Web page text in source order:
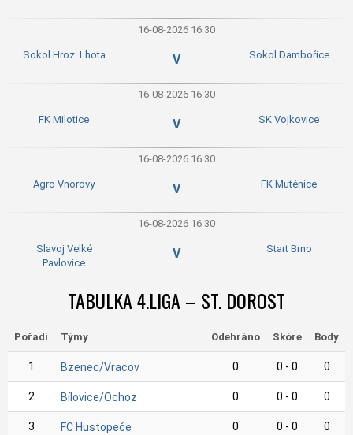
16-08-2026 16:30
Sokol Hroz. Lhota V Sokol Dambořice
16-08-2026 16:30
FK Milotice V SK Vojkovice
16-08-2026 16:30
Agro Vnorovy V FK Mutěnice
16-08-2026 16:30
Slavoj Velké
Pavlovice
V Start Brno
TABULKA 4.LIGA – ST. DOROST
Pořadí Týmy Odehráno Skóre Body
1 Bzenec/Vracov 0 0 - 0 0
2 Bílovice/Ochoz 0 0 - 0 0
3 FC Hustopeče 0 0 - 0 0